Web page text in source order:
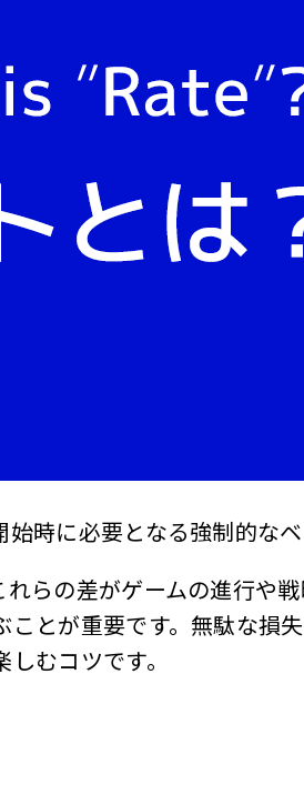
時に必要となる強制的な
らの差がゲームの進行や
とが重要です。無駄な損
むコツです。